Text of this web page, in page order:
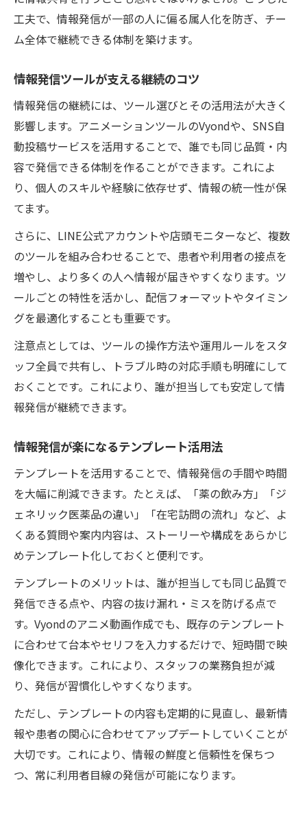
工夫で、情報発信が一部の人に偏る属人化を防ぎ、チー
ム全体で継続できる体制を築けます。
情報発信ツールが支える継続のコツ
情報発信の継続には、ツール選びとその活用法が大きく
影響します。アニメーションツールのVyondや、SNS自
動投稿サービスを活用することで、誰でも同じ品質・内
容で発信できる体制を作ることができます。これによ
り、個人のスキルや経験に依存せず、情報の統一性が保
てます。
さらに、LINE公式アカウントや店頭モニターなど、複数
のツールを組み合わせることで、患者や利用者の接点を
増やし、より多くの人へ情報が届きやすくなります。ツ
ールごとの特性を活かし、配信フォーマットやタイミン
グを最適化することも重要です。
注意点としては、ツールの操作方法や運用ルールをスタ
ッフ全員で共有し、トラブル時の対応手順も明確にして
おくことです。これにより、誰が担当しても安定して情
報発信が継続できます。
情報発信が楽になるテンプレート活用法
テンプレートを活用することで、情報発信の手間や時間
を大幅に削減できます。たとえば、「薬の飲み方」「ジ
ェネリック医薬品の違い」「在宅訪問の流れ」など、よ
くある質問や案内内容は、ストーリーや構成をあらかじ
めテンプレート化しておくと便利です。
テンプレートのメリットは、誰が担当しても同じ品質で
発信できる点や、内容の抜け漏れ・ミスを防げる点で
す。Vyondのアニメ動画作成でも、既存のテンプレート
に合わせて台本やセリフを入力するだけで、短時間で映
像化できます。これにより、スタッフの業務負担が減
り、発信が習慣化しやすくなります。
ただし、テンプレートの内容も定期的に見直し、最新情
報や患者の関心に合わせてアップデートしていくことが
大切です。これにより、情報の鮮度と信頼性を保ちつ
つ、常に利用者目線の発信が可能になります。